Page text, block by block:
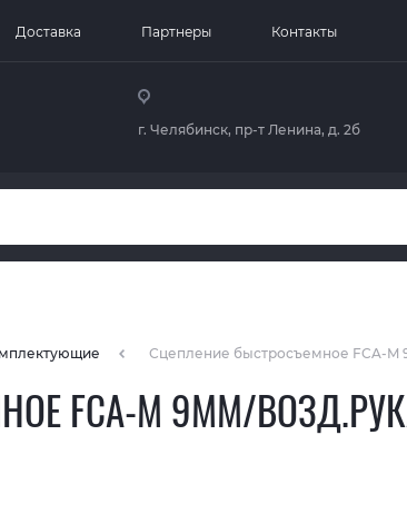
Доставка Партнеры Контакты
г. Челябинск, пр-т Ленина, д. 2б
Сцепление быстросъемное FCA-M
FCA-M 9ММ/